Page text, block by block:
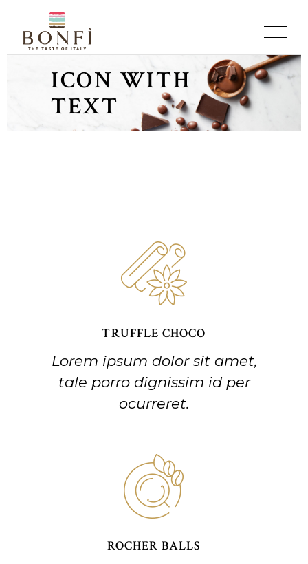
ICON WITH
TEXT
TRUFFLE CHOCO
Lorem ipsum dolor sit amet,
tale porro dignissim id per
ocurreret.
ROCHER BALLS